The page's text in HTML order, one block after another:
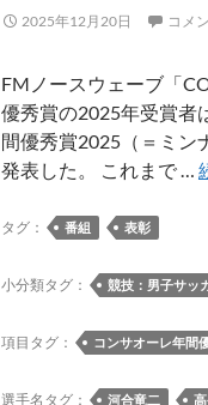
2025年12月20日 コメ
FMノースウェーブ「
優秀賞の2025年受賞者
間優秀賞2025（＝ミン
発表した。 これまで …
タグ： 番組 表彰
小分類タグ： 競技：男子サッ
項目タグ： コンサオーレ年間
選手名タグ： 河合竜二